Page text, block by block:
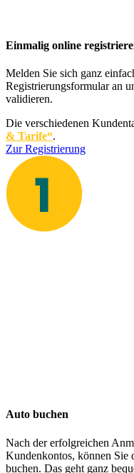
Einmalig online
Melden Sie sich ganz
Registrierungsformular an
validieren.
Die verschiedenen
& Tarife“.
Zur Registrierung
Auto buchen
Nach der erfolgreichen
Kundenkontos, können
buchen. Das geht ganz